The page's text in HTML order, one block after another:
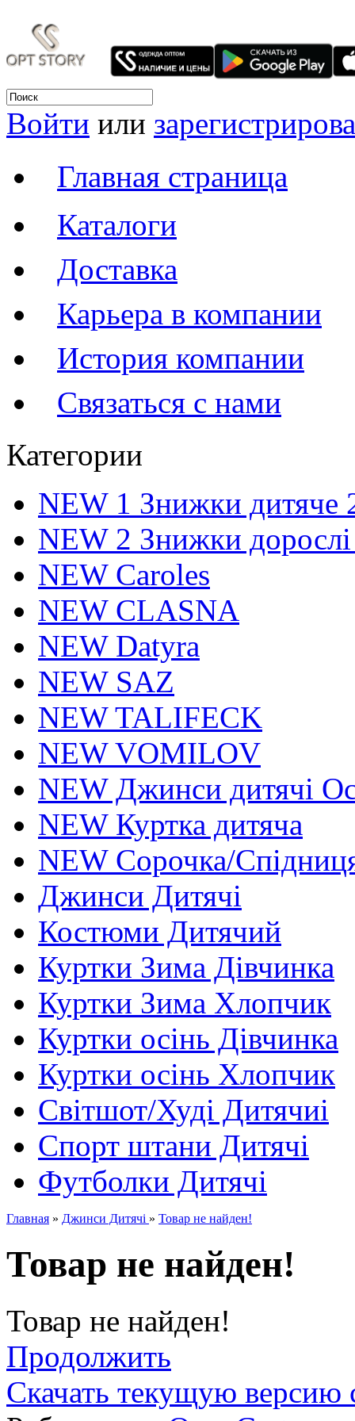
Войти или
Главная страница
Каталоги
Доставка
Карьера в компании
История компании
Связаться с нами
Категории
NEW 1 Знижки дитяче
NEW 2 Знижки
NEW Caroles
NEW CLASNA
NEW Datyra
NEW SAZ
NEW TALIFECK
NEW VOMILOV
NEW Джинси дитячі
NEW Куртка дитяча
NEW Сорочка/
Джинси Дитячі
Костюми Дитячий
Куртки Зима Дівчинка
Куртки Зима Хлопчик
Куртки осінь Дівчинка
Куртки осінь Хлопчик
Світшот/Худі Дитячиі
Спорт штани Дитячі
Футболки Дитячі
Главная » Джинси Дитячі » Товар не найден!
Товар не найден!
Товар не найден!
Продолжить
Скачать текущую версию